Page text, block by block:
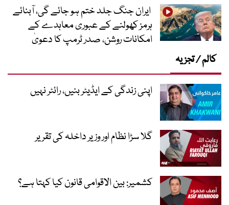
ایران جنگ جلد ختم ہو جائے گی، آبنائے
ہرمز کھولنے کے عبوری معاہدے کے
امکانات روشن، صدر ٹرمپ کا دعویٰ
کالم / تجزیہ
اپنی زندگی کے ایڈیٹر بنیں، رائٹر نہیں
گلا سڑا نظام اور وزیر داخلہ کی تقریر
کشمیر: بین الاقوامی قانون کیا کہتا ہے؟